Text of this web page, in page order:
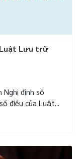
Lưu trữ
Nghị định số
điều của Luật...